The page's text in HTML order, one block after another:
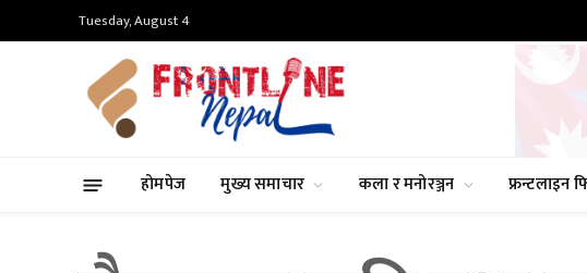
Tuesday, August 4
होमपेज मुख्य समाचार कला र मनोरञ्जन फ्रन्टलाइन